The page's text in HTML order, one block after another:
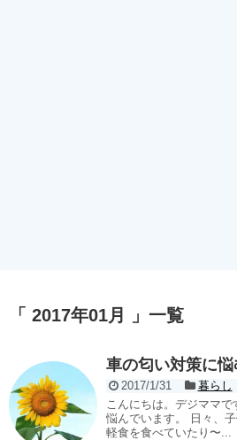
「 2017年01月 」一覧
車の匂い対策に悩
2017/1/31
暮らし
こんにちは。デジママ
悩んでいます。 日々、
軽食を食べていたり〜...